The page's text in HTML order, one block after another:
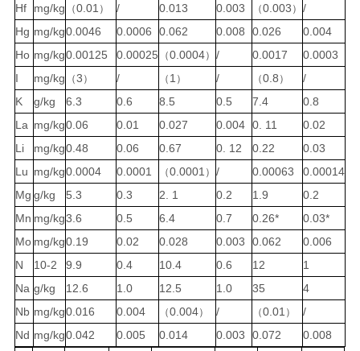
Hf
mg/kg （0.01 ） / 0.013 0.003 （0.003 ） /
Hg mg/kg0.0046 0.0006 0.062 0.008 0.026
0.004
Ho mg/kg0.00125 0.00025 （0.0004） / 0.0017
0.0003
I
mg/kg （3 ） / （ 1 ） / （0.8 ）
/
K
g/kg 6.3 0.6 8.5 0.5 7.4
0.8
La mg/kg0.06 0.01 0.027 0.004 0. 11
0.02
Li
mg/kg0.48 0.06 0.67 0. 12 0.22
0.03
Lu mg/kg0.0004 0.0001 （0.0001 ） / 0.00063
0.00014
Mg g/kg 5.3 0.3 2. 1 0.2 1.9
0.2
Mn mg/kg3.6 0.5 6.4 0.7 0.26*
0.03*
Mo mg/kg0.19 0.02 0.028 0.003 0.062
0.006
N
10-2 9.9 0.4 10.4 0.6 12
1
Na g/kg 12.6 1.0 12.5 1.0 35
4
Nb mg/kg0.016 0.004 （0.004） / （0.01 ）
/
Nd mg/kg0.042 0.005 0.014 0.003 0.072
0.008